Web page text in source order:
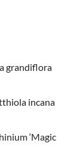
grandiflora
incana
‘Magic